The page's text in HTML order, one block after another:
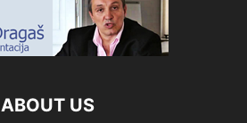
ABOUT US